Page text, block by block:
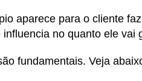
aparece para o cliente
no quanto ele vai
fundamentais. Veja